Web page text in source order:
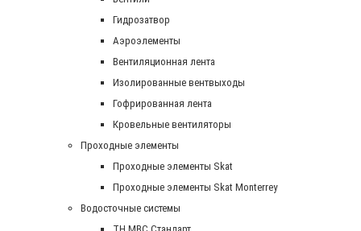
Гидрозатвор
Аэроэлементы
Вентиляционная лента
Изолированные вентвыходы
Гофрированная лента
Кровельные вентиляторы
Проходные элементы
Проходные элементы Skat
Проходные элементы Skat Monterrey
Водосточные системы